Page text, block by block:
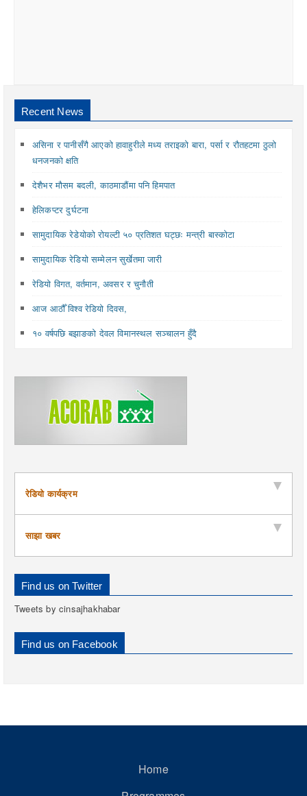
Recent News
असिना र पानीसँगै आएको हावाहुरीले मध्य तराइको बारा, पर्सा र रौतहटमा ठुलो
धनजनको क्षति
देशैभर मौसम बदली, काठमाडौंमा पनि हिमपात
हेलिकप्टर दुर्घटना
सामुदायिक रेडेयोको रोयल्टी ५० प्रतिशत घट्छः मन्त्री बास्कोटा
सामुदायिक रेडियो सम्मेलन सुर्खेतमा जारी
रेडियो विगत, वर्तमान, अवसर र चुनौती
आज आठौँ विश्व रेडियो दिवस,
१० वर्षपछि बझाङको देवल विमानस्थल सञ्चालन हुँदै
रेडियो कार्यक्रम
साझा खबर
Find us on Twitter
Tweets by cinsajhakhabar
Find us on Facebook
Home